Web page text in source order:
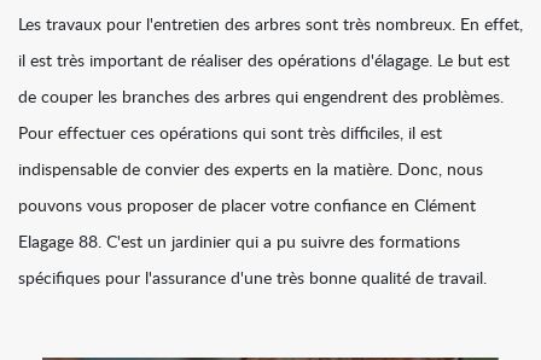
Les travaux pour l'entretien des arbres sont très nombreux. En effet,
il est très important de réaliser des opérations d'élagage. Le but est
de couper les branches des arbres qui engendrent des problèmes.
Pour effectuer ces opérations qui sont très difficiles, il est
indispensable de convier des experts en la matière. Donc, nous
pouvons vous proposer de placer votre confiance en Clément
Elagage 88. C'est un jardinier qui a pu suivre des formations
spécifiques pour l'assurance d'une très bonne qualité de travail.